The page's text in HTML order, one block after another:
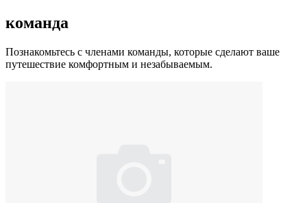
команда
Познакомьтесь с членами команды, которые сделают ваше
путешествие комфортным и незабываемым.